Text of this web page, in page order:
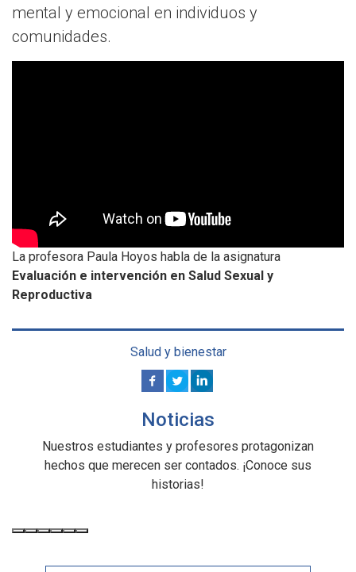
mental y emocional en individuos y
comunidades.
La profesora Paula Hoyos habla de la asignatura
Evaluación e intervención en Salud Sexual y
Reproductiva
Salud y bienestar
Noticias
Nuestros estudiantes y profesores protagonizan
hechos que merecen ser contados. ¡Conoce sus
historias!